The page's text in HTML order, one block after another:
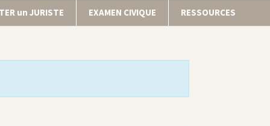
un JURISTE EXAMEN CIVIQUE RESSOURCES